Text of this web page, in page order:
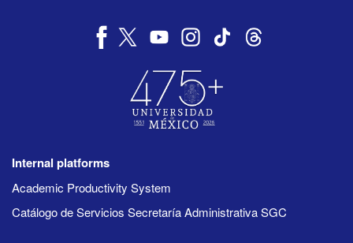
Internal platforms
Academic Productivity System
Catálogo de Servicios Secretaría Administrativa SGC